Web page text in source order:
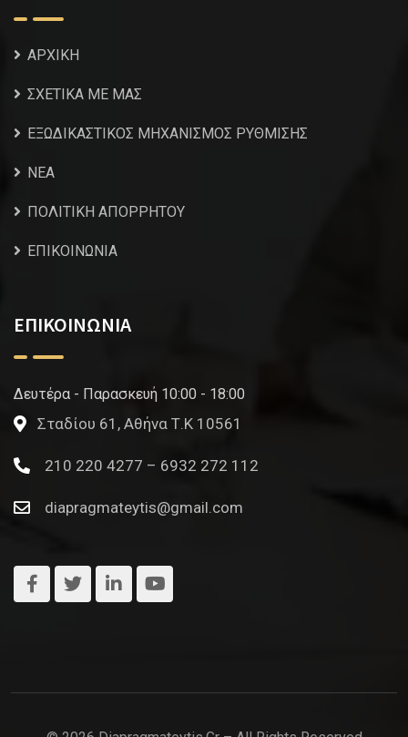
ΑΡΧΙΚΗ
ΣΧΕΤΙΚΑ ΜΕ ΜΑΣ
ΕΞΩΔΙΚΑΣΤΙΚΟΣ ΜΗΧΑΝΙΣΜΟΣ ΡΥΘΜΙΣΗΣ
NEA
ΠΟΛΙΤΙΚΗ ΑΠΟΡΡΗΤΟΥ
ΕΠΙΚΟΙΝΩΝΙΑ
ΕΠΙΚΟΙΝΩΝΙΑ
Δευτέρα - Παρασκευή 10:00 - 18:00
Σταδίου 61, Αθήνα Τ.Κ 10561
210 220 4277 – 6932 272 112
diapragmateytis@gmail.com